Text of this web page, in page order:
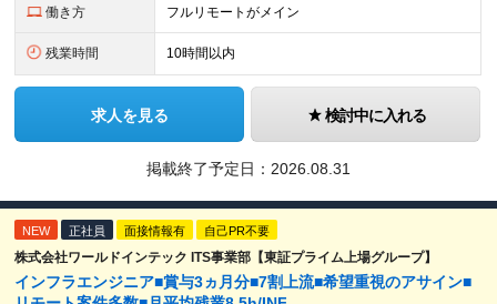
働き方 フルリモートがメイン
残業時間 10時間以内
求人を見る 検討中に入れる
掲載終了予定日： 2026.08.31
NEW 正社員 面接情報有 自己PR不要
株式会社ワールドインテック ITS事業部【東証プライム上場グループ】
インフラエンジニア■賞与3ヵ月分■7割上流■希望重視のアサイン■